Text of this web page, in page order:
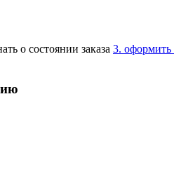
о состоянии заказа 3. оформить